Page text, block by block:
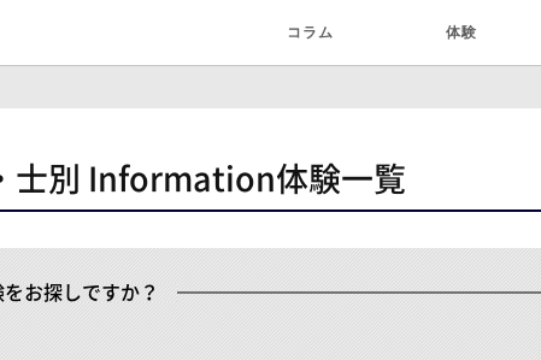
コラム 体験
士別 Information体験一覧
お探しですか？